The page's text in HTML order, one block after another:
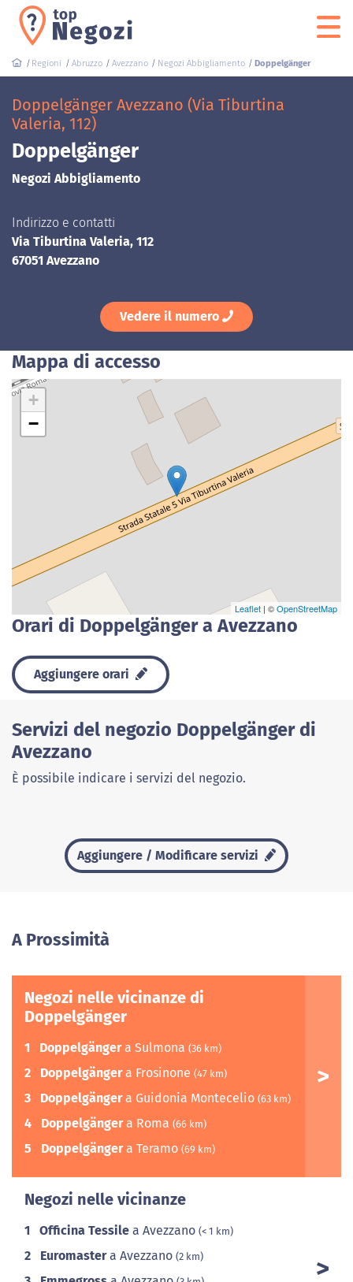
Regioni Abruzzo Avezzano Negozi Abbigliamento Doppelgänger
Doppelgänger Avezzano (Via Tiburtina
Valeria, 112)
Doppelgänger
Negozi Abbigliamento
Indirizzo e contatti
Via Tiburtina Valeria, 112
67051 Avezzano
Vedere il numero
Mappa di accesso
+
−
Leaflet | ©OpenStreetMap
Orari di Doppelgänger a Avezzano
Aggiungere orari
Servizi del negozio Doppelgänger di
Avezzano
È possibile indicare i servizi del negozio.
Aggiungere / Modificare servizi
A Prossimità
Negozi nelle vicinanze di
Doppelgänger
1 Doppelgängera Sulmona (36 km)
2 Doppelgängera Frosinone (47 km)
3 Doppelgängera Guidonia Montecelio (63 km)
4 Doppelgängera Roma (66 km)
5 Doppelgängera Teramo (69 km)
Negozi nelle vicinanze
1 Officina Tessile a Avezzano (< 1 km)
2 Euromastera Avezzano (2 km)